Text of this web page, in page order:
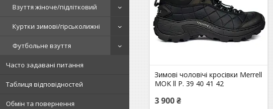
Взуття жіноче/підлітковий
Куртки зимові/гірськолижні
Футбольне взуття
Часто задавані питання
Таблиця відповідностей
Обмін та повернення
Зимові чоловічі кросівки Merrell
MOK ll Р. 39 40 41 42
3 900 ₴